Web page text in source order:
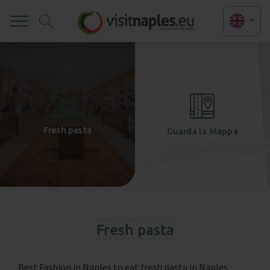
Fresh pasta Guarda la Mappa
Fresh pasta
Best Fashion in Naples to eat fresh pasta in Naples